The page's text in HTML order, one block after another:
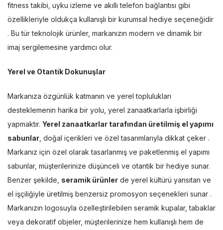
fitness takibi, uyku izleme ve akıllı telefon bağlantısı gibi
özellikleriyle oldukça kullanışlı bir kurumsal hediye seçeneğidir
. Bu tür teknolojik ürünler, markanızın modern ve dinamik bir
imaj sergilemesine yardımcı olur.
Yerel ve Otantik Dokunuşlar
Markanıza özgünlük katmanın ve yerel toplulukları
desteklemenin harika bir yolu, yerel zanaatkarlarla işbirliği
yapmaktır. Yerel zanaatkarlar tarafından üretilmiş el yapımı
sabunlar , doğal içerikleri ve özel tasarımlarıyla dikkat çeker .
Markanız için özel olarak tasarlanmış ve paketlenmiş el yapımı
sabunlar, müşterilerinize düşünceli ve otantik bir hediye sunar.
Benzer şekilde, seramik ürünler de yerel kültürü yansıtan ve
el işçiliğiyle üretilmiş benzersiz promosyon seçenekleri sunar .
Markanızın logosuyla özelleştirilebilen seramik kupalar, tabaklar
veya dekoratif objeler, müşterilerinize hem kullanışlı hem de